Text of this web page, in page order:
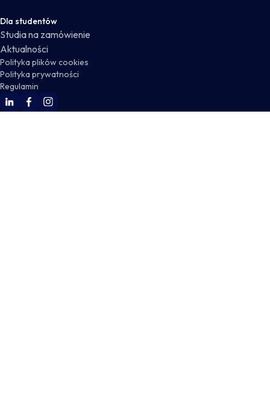
Dla studentów
Studia na zamówienie
Aktualności
Polityka plików cookies
Polityka prywatności
Regulamin
WSKZ Linkedin
WSKZ Facebook
WSKZ Instagram